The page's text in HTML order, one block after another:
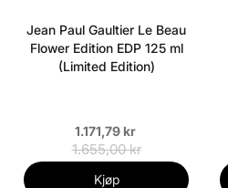
Jean Paul Gaultier Le Beau
Flower Edition EDP 125 ml
(Limited Edition)
1.171,79 kr
1.655,00 kr
Kjøp